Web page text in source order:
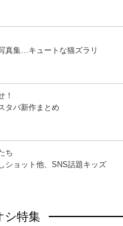
真集…キュートな猫ズラリ
！
タバ新作まとめ
ち
ショット他、SNS話題キッズ
シ特集